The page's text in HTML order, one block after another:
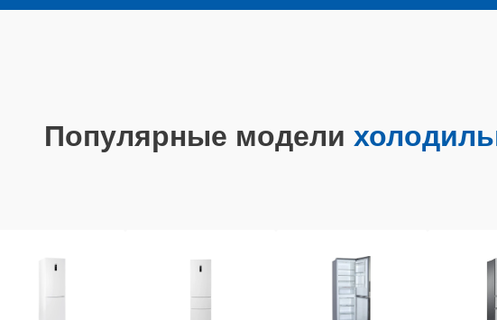
Популярные модели